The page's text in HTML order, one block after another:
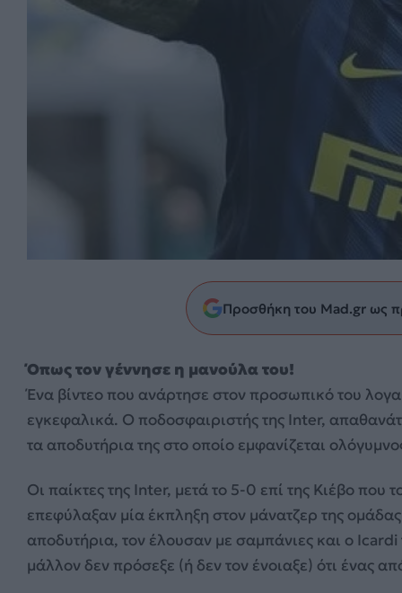
Προσθήκη του Mad.gr ως
Όπως τον γέννησε η μανούλα του!
Ένα βίντεο που ανάρτησε στον προσωπικό του
εγκεφαλικά. Ο ποδοσφαιριστής της Inter,
τα αποδυτήρια της στο οποίο εμφανίζεται
Οι παίκτες της Inter, μετά το 5-0 επί της Κιέβο
επεφύλαξαν μία έκπληξη στον μάνατζερ της
αποδυτήρια, τον έλουσαν με σαμπάνιες και ο
μάλλον δεν πρόσεξε (ή δεν τον ένοιαξε) ότι ένας